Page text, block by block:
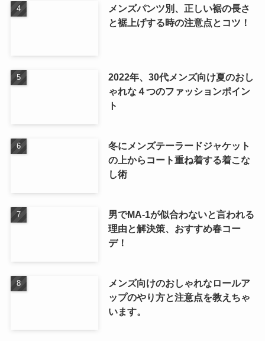
メンズパンツ別、正しい裾の長さ
と裾上げする時の注意点とコツ！
2022年、30代メンズ向け夏のおし
ゃれな４つのファッションポイン
ト
冬にメンズテーラードジャケット
の上からコート重ね着する着こな
し術
男でMA-1が似合わないと言われる
理由と解決策、おすすめ春コー
デ！
メンズ向けのおしゃれなロールア
ップのやり方と注意点を教えちゃ
います。